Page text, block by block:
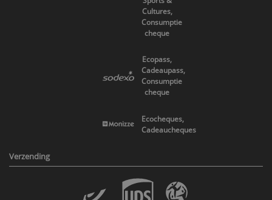
Cultures,
Consumptie
cheque
Ecopass,
Cadeaupass,
Consumptie
cheque
Ecocheques,
Cadeaucheques
Verzending